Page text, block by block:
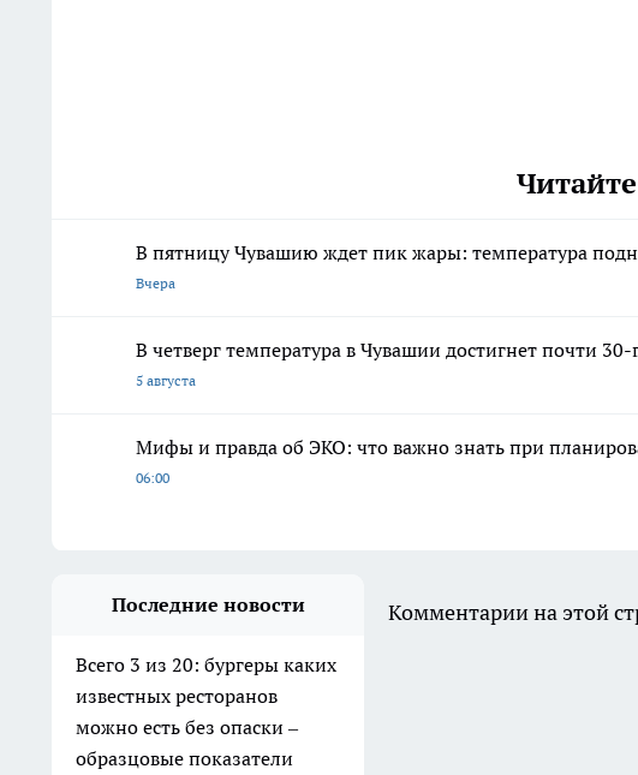
В пятницу Чувашию ждет пик жары: температура
Вчера
В четверг температура в Чувашии достигнет почти
5 августа
Мифы и правда об ЭКО: что важно знать при
06:00
Последние новости
Всего 3 из 20: бургеры каких
известных ресторанов
можно есть без опаски –
образцовые показатели
Комментарии на этой